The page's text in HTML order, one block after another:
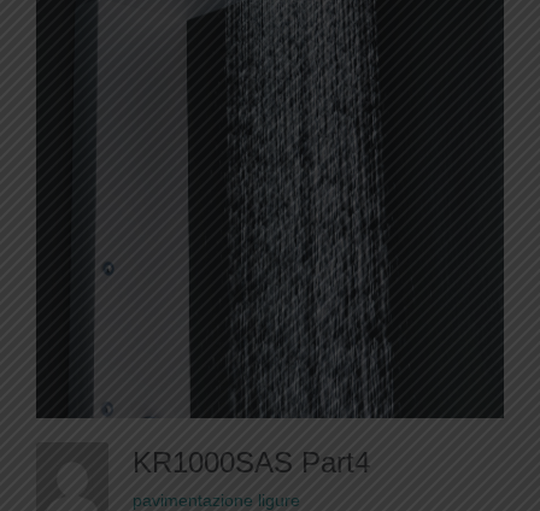
KR1000SAS Part4
pavimentazione ligure